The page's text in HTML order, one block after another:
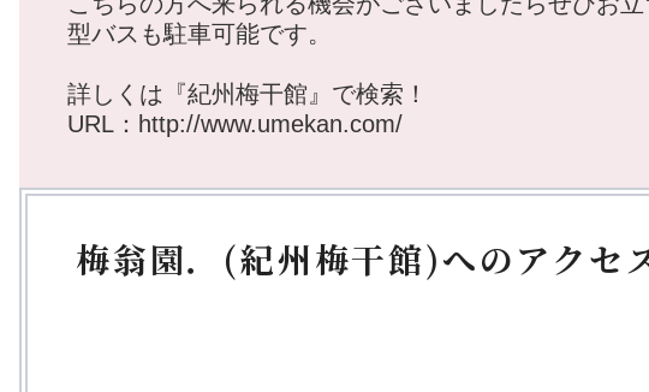
型バスも駐車可能です。
詳しくは『紀州梅干館』で検索！
URL： http://www.umekan.com/
梅翁園．(紀州梅干館)へのアクセ